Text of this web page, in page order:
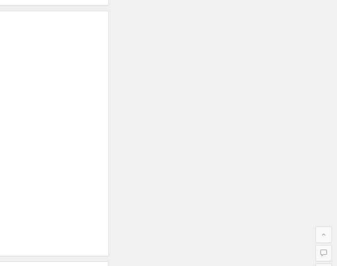
2024BUY618